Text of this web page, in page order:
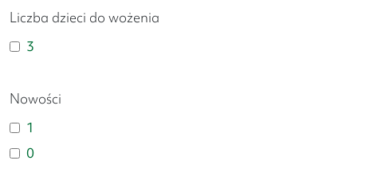
Liczba dzieci do wożenia
3
Nowości
1
0